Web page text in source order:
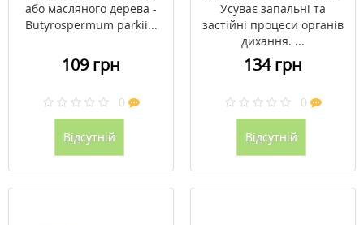
або масляного дерева -
Butyrospermum parkii...
109 грн
0
Відсутній
Усуває запальні та
застійні процеси органів
дихання. ...
134 грн
0
Відсутній